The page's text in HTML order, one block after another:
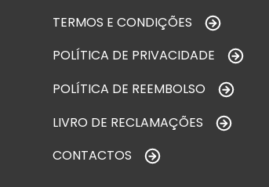
TERMOS E CONDIÇÕES
POLÍTICA DE PRIVACIDADE
POLÍTICA DE REEMBOLSO
LIVRO DE RECLAMAÇÕES
CONTACTOS